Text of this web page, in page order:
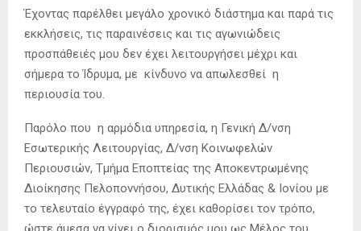
Έχοντας παρέλθει μεγάλο χρονικό διάστημα και παρά τις
εκκλήσεις, τις παραινέσεις και τις αγωνιώδεις
προσπάθειές μου δεν έχει λειτουργήσει μέχρι και
σήμερα το Ίδρυμα, με κίνδυνο να απωλεσθεί η
περιουσία του.
Παρόλο που η αρμόδια υπηρεσία, η Γενική Δ/νση
Εσωτερικής Λειτουργίας, Δ/νση Κοινωφελών
Περιουσιών, Τμήμα Εποπτείας της Αποκεντρωμένης
Διοίκησης Πελοποννήσου, Δυτικής Ελλάδας & Ιονίου με
το τελευταίο έγγραφό της, έχει καθορίσει τον τρόπο,